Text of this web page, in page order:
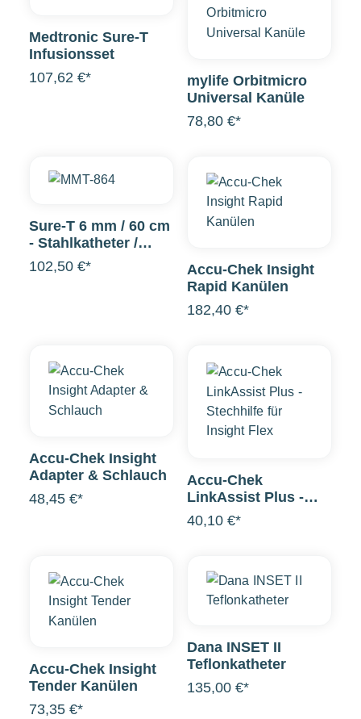
Medtronic Sure-T
Infusionsset
107,62 €*
mylife Orbitmicro
Universal Kanüle
78,80 €*
Sure-T 6 mm / 60 cm
- Stahlkatheter /
MMT-863A Luer-Lock
102,50 €*
Accu-Chek Insight
Rapid Kanülen
182,40 €*
Accu-Chek Insight
Adapter & Schlauch
48,45 €*
Accu-Chek
LinkAssist Plus -
Stechhilfe für Insight
Flex
40,10 €*
Accu-Chek Insight
Tender Kanülen
73,35 €*
Dana INSET II
Teflonkatheter
135,00 €*